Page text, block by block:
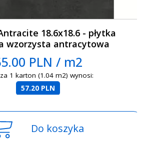
18.6x18.6 - płytka
wzorzysta antracytowa
PLN / m2
1 karton (1.04 m2) wynosi:
57.20 PLN
Do koszyka